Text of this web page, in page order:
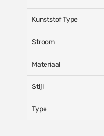
Kunststof Type
Stroom
Materiaal
Stijl
Type